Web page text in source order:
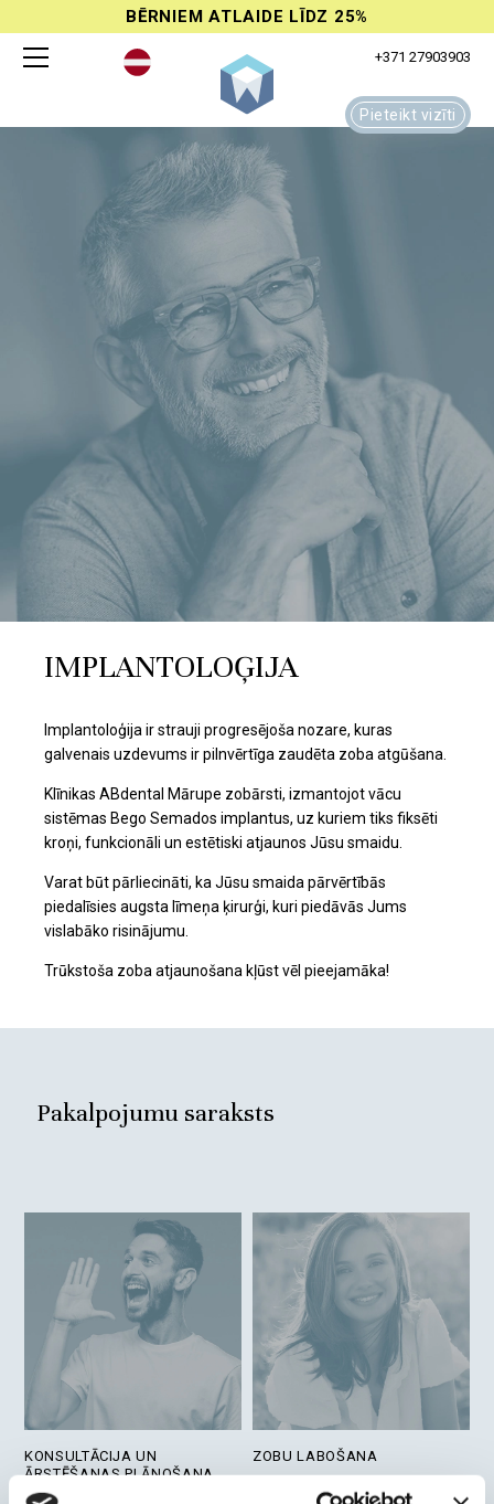
BĒRNIEM ATLAIDE LĪDZ 25%
+371 27903903
Pieteikt vizīti
IMPLANTOLOĢIJA
Implantoloģija ir strauji progresējoša nozare, kuras
galvenais uzdevums ir pilnvērtīga zaudēta zoba atgūšana.
Klīnikas ABdental Mārupe zobārsti, izmantojot vācu
sistēmas Bego Semados implantus, uz kuriem tiks fiksēti
kroņi, funkcionāli un estētiski atjaunos Jūsu smaidu.
Varat būt pārliecināti, ka Jūsu smaida pārvērtībās
piedalīsies augsta līmeņa ķirurģi, kuri piedāvās Jums
vislabāko risinājumu.
Trūkstoša zoba atjaunošana kļūst vēl pieejamāka!
Pakalpojumu saraksts
KONSULTĀCIJA UN
ĀRSTĒŠANAS PLĀNOŠANA
ZOBU LABOŠANA